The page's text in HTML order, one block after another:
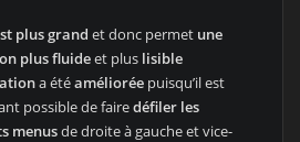
plus grand et donc permet une
plus fluideet plus lisible
a étéamélioréepuisqu’il est
possible de fairedéfiler les
menusde droite à gauche et vice-